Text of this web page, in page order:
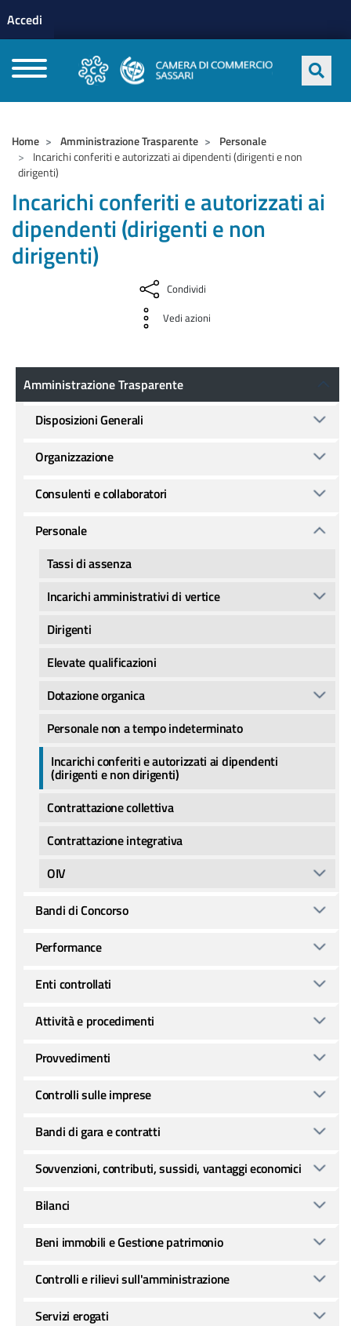
profilo utente
Accedi
Home Amministrazione Trasparente
Personale
Incarichi conferiti e autorizzati ai dipendenti (dirigenti e non
dirigenti)
Incarichi conferiti e autorizzati ai
dipendenti (dirigenti e non
dirigenti)
Condividi
Vedi azioni
Amministrazione Trasparente
Amministrazione Trasparente
Disposizioni Generali
Organizzazione
Consulenti e collaboratori
Personale
Tassi di assenza
Incarichi amministrativi di vertice
Dirigenti
Elevate qualificazioni
Dotazione organica
Personale non a tempo indeterminato
Incarichi conferiti e autorizzati ai dipendenti
(dirigenti e non dirigenti)
Contrattazione collettiva
Contrattazione integrativa
OIV
Bandi di Concorso
Performance
Enti controllati
Attività e procedimenti
Provvedimenti
Controlli sulle imprese
Bandi di gara e contratti
Sovvenzioni, contributi, sussidi, vantaggi economici
Bilanci
Beni immobili e Gestione patrimonio
Controlli e rilievi sull'amministrazione
Servizi erogati